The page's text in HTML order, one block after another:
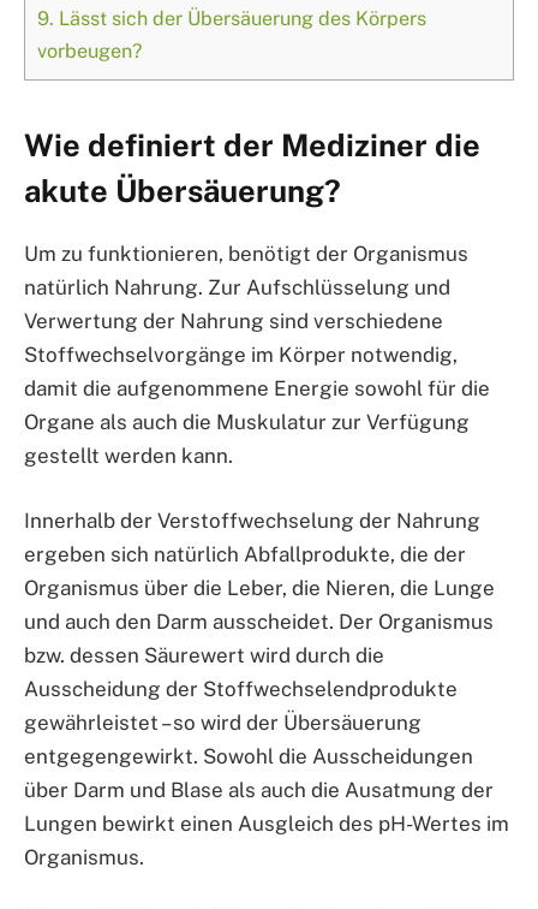
9. Lässt sich der Übersäuerung des Körpers
vorbeugen?
Wie definiert der Mediziner die
akute Übersäuerung?
Um zu funktionieren, benötigt der Organismus
natürlich Nahrung. Zur Aufschlüsselung und
Verwertung der Nahrung sind verschiedene
Stoffwechselvorgänge im Körper notwendig,
damit die aufgenommene Energie sowohl für die
Organe als auch die Muskulatur zur Verfügung
gestellt werden kann.
Innerhalb der Verstoffwechselung der Nahrung
ergeben sich natürlich Abfallprodukte, die der
Organismus über die Leber, die Nieren, die Lunge
und auch den Darm ausscheidet. Der Organismus
bzw. dessen Säurewert wird durch die
Ausscheidung der Stoffwechselendprodukte
gewährleistet – so wird der Übersäuerung
entgegengewirkt. Sowohl die Ausscheidungen
über Darm und Blase als auch die Ausatmung der
Lungen bewirkt einen Ausgleich des pH-Wertes im
Organismus.